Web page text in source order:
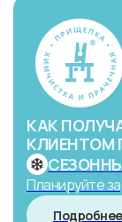
Планируйте
Подробнее
КАК
КЛИЕНТОМ